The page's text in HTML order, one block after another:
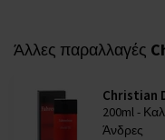
Άλλες παραλλαγές
Christian
200ml -
Άνδρες